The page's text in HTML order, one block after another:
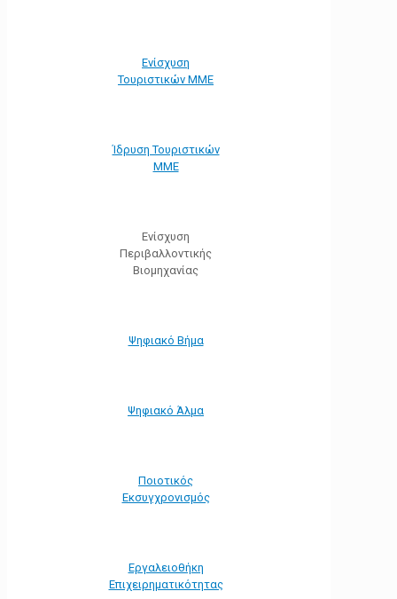
Ενίσχυση
Τουριστικών ΜΜΕ
Ίδρυση Τουριστικών
ΜΜΕ
Ενίσχυση
Περιβαλλοντικής
Βιομηχανίας
Ψηφιακό Βήμα
Ψηφιακό Άλμα
Ποιοτικός
Εκσυγχρονισμός
Εργαλειοθήκη
Eπιχειρηματικότητας